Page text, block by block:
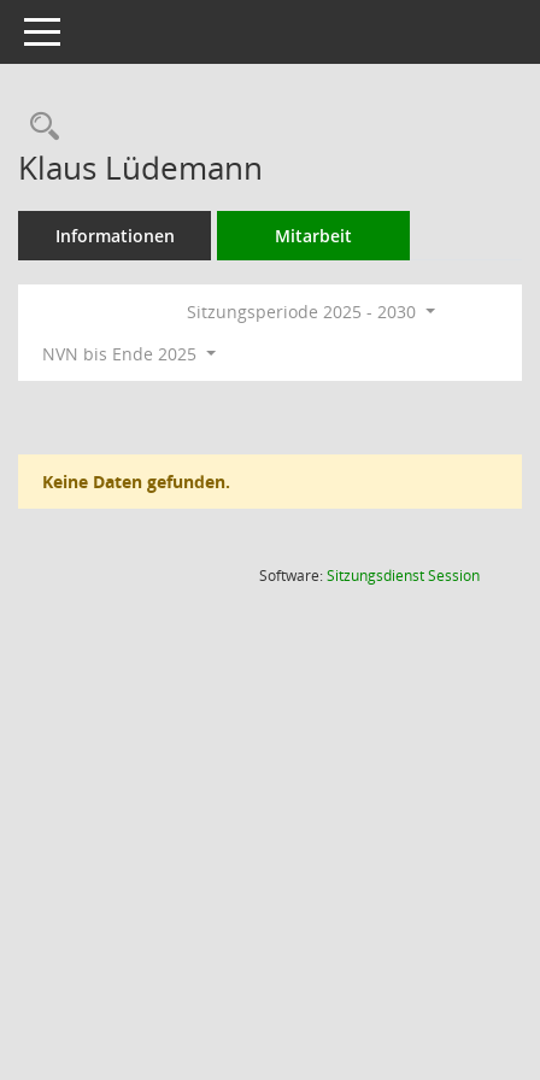
Toggle navigation
Rechercheauswahl
Klaus Lüdemann
Informationen Mitarbeit
Sitzungsperiode 2025 - 2030
NVN bis Ende 2025
Keine Daten gefunden.
Software:SitzungsdienstSession(Wird in